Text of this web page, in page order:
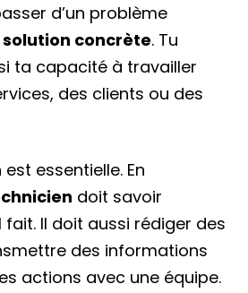
d’un problème
solution concrète. Tu
ta capacité à travailler
des clients ou des
essentielle. En
doit savoir
fait. Il doit aussi rédiger des
des informations
actions avec une équipe.